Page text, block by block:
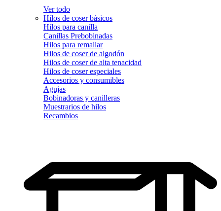
Ver todo
Hilos de coser básicos
Hilos para canilla
Canillas Prebobinadas
Hilos para remallar
Hilos de coser de algodón
Hilos de coser de alta tenacidad
Hilos de coser especiales
Accesorios y consumibles
Agujas
Bobinadoras y canilleras
Muestrarios de hilos
Recambios